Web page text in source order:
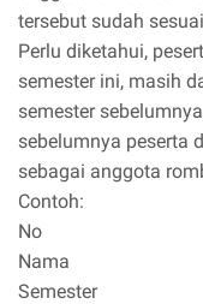
tersebut sudah
Perlu diketahui,
semester ini, masih
semester
sebelumnya peserta
sebagai anggota
Contoh:
No
Nama
Semester